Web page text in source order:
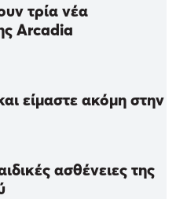
τρία νέα
Arcadia
είμαστε ακόμη στην
ασθένειες της